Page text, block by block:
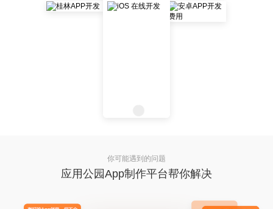
你可能遇到的问题
应用公园App制作平台帮你解决